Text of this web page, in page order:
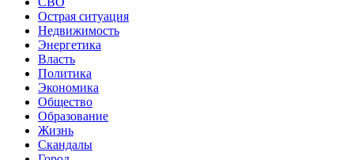
Острая ситуация
Недвижимость
Энергетика
Власть
Политика
Экономика
Общество
Образование
Жизнь
Скандалы